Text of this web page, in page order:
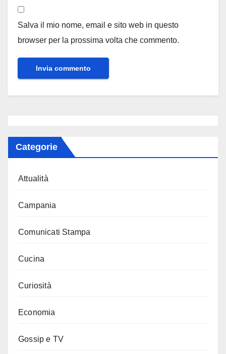
Salva il mio nome, email e sito web in questo
browser per la prossima volta che commento.
Categorie
Attualità
Campania
Comunicati Stampa
Cucina
Curiosità
Economia
Gossip e TV